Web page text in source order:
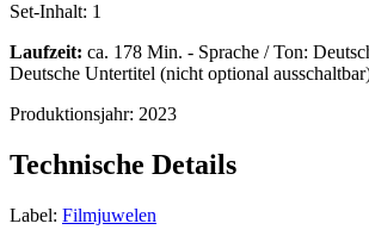
Set-Inhalt: 1
Laufzeit: ca. 178 Min. - Sprache / Ton:
Deutsche Untertitel (nicht optional
Produktionsjahr: 2023
Technische Details
Label: Filmjuwelen